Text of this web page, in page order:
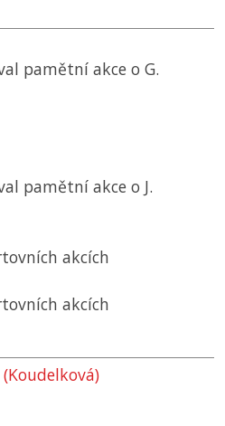
pamětní akce o G.
pamětní akce o J.
akcích
akcích